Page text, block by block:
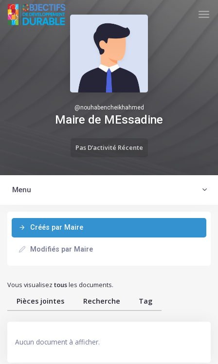
Skip to main content
TUNISIA ODD
@nouhabencheikhahmed
Maire de MEssadine
Pas D’activité Récente
Menu
Créés par Maire
Modifiés par Maire
Vous visualisez tousles documents.
Pièces jointes Recherche Tag
Aucun document à afficher.